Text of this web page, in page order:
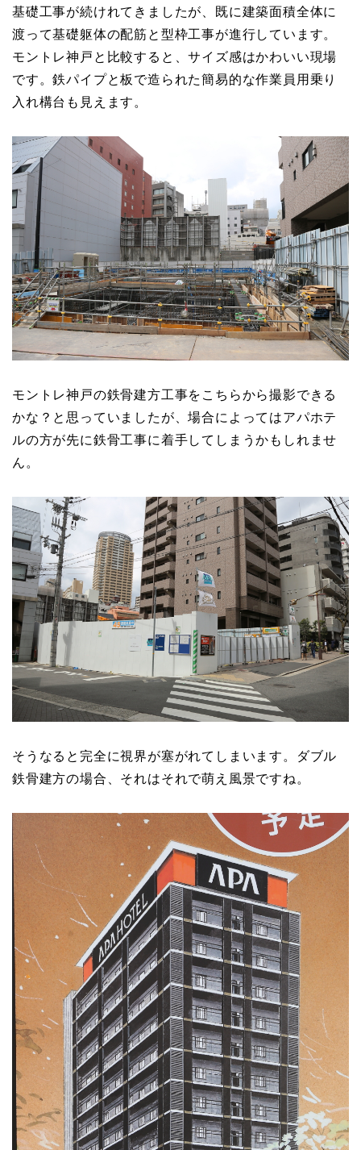
基礎工事が続けれてきましたが、既に建築面積全体に
渡って基礎躯体の配筋と型枠工事が進行しています。
モントレ神戸と比較すると、サイズ感はかわいい現場
です。鉄パイプと板で造られた簡易的な作業員用乗り
入れ構台も見えます。
モントレ神戸の鉄骨建方工事をこちらから撮影できる
かな？と思っていましたが、場合によってはアパホテ
ルの方が先に鉄骨工事に着手してしまうかもしれませ
ん。
そうなると完全に視界が塞がれてしまいます。ダブル
鉄骨建方の場合、それはそれで萌え風景ですね。